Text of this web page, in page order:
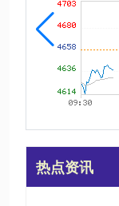
热点资讯